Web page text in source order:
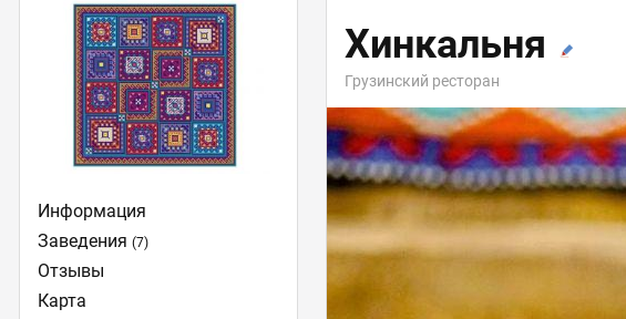
Хинкальня
Грузинский ресторан
Информация
Заведения(7)
Отзывы
Карта